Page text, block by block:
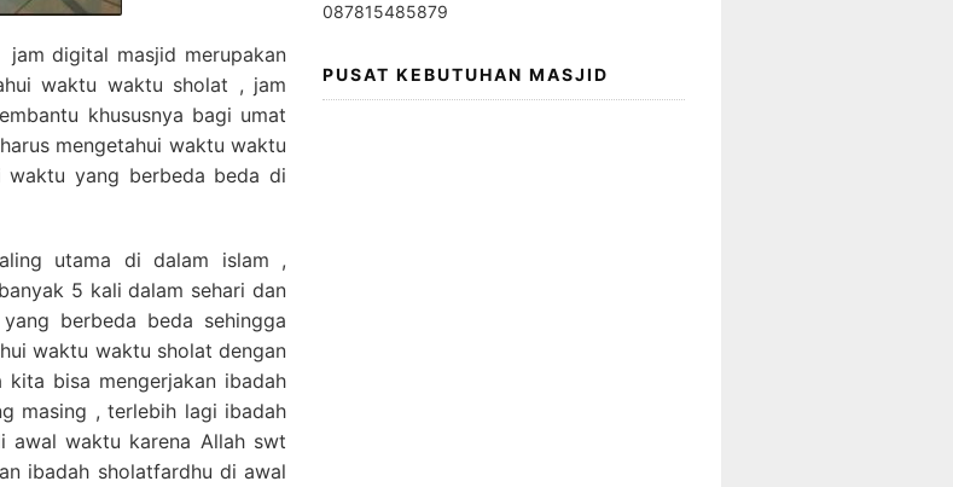
digital masjid merupakan
waktu waktu sholat , jam
khususnya bagi umat
mengetahui waktu waktu
yang berbeda beda di
utama di dalam islam ,
5 kali dalam sehari dan
berbeda beda sehingga
waktu waktu sholat dengan
bisa mengerjakan ibadah
masing , terlebih lagi ibadah
waktu karena Allah swt
ibadah sholatfardhu di awal
087815485879
PUSAT KEBUTUHAN MASJID